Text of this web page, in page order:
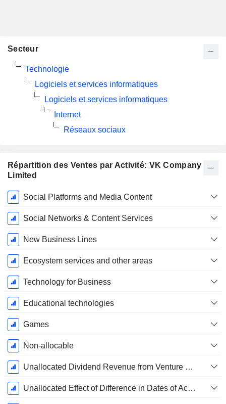
Répartition des Ventes par Activité: VK Company
Limited
Période
Fiscale:
Décembre
Social Platforms and Media Content
Social Networks & Content Services
New Business Lines
Ecosystem services and other areas
Technology for Business
Educational technologies
Games
Non-allocable
Unallocated Dividend Revenue from Venture Capital Investments
Unallocated Effect of Difference in Dates of Acquisition, Loss of Control in Subsidiaries
Secteur
Technologie
Logiciels et services informatiques
Logiciels et services informatiques
Internet
Réseaux sociaux